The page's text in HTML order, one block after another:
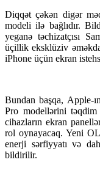
Diqqət çəkən digər
modeli ilə bağlıdır.
yeganə təchizatçısı
üçillik eksklüziv
iPhone üçün ekran
Bundan başqa, Apple-
Pro modellərini təqdim
cihazların ekran
rol oynayacaq. Yeni
enerji sərfiyyatı və
bildirilir.